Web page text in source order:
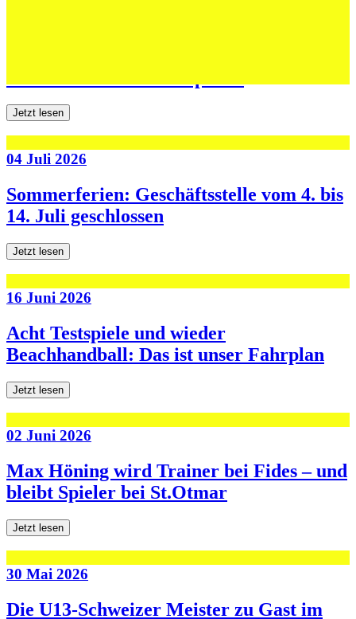
Jetzt lesen
04 Juli 2026
Sommerferien: Geschäftsstelle vom 4. bis
14. Juli geschlossen
Jetzt lesen
16 Juni 2026
Acht Testspiele und wieder
Beachhandball: Das ist unser Fahrplan
Jetzt lesen
02 Juni 2026
Max Höning wird Trainer bei Fides – und
bleibt Spieler bei St.Otmar
Jetzt lesen
30 Mai 2026
Die U13-Schweizer Meister zu Gast im